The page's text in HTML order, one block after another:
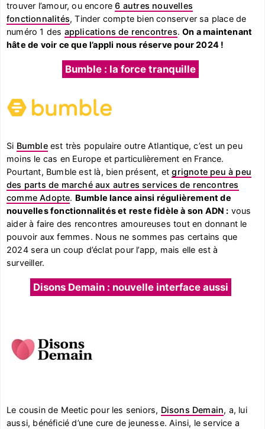
trouver l’amour, ou encore6 autres nouvelles
fonctionnalités, Tinder compte bien conserver sa place de
numéro 1 des applications de rencontres.On a maintenant
hâte de voir ce que l’appli nous réserve pour 2024 !
Bumble : la force tranquille
Si Bumbleest très populaire outre Atlantique, c’est un peu
moins le cas en Europe et particulièrement en France.
Pourtant, Bumble est là, bien présent, etgrignote peu à peu
des parts de marché aux autres services de rencontres
comme Adopte. Bumble lance ainsi régulièrement de
nouvelles fonctionnalités et reste fidèle à son ADN : vous
aider à faire des rencontres amoureuses tout en donnant le
pouvoir aux femmes. Nous ne sommes pas certains que
2024 sera un coup d’éclat pour l’app, mais elle est à
surveiller.
Disons Demain : nouvelle interface aussi
Le cousin de Meetic pour les seniors, Disons Demain, a, lui
aussi, bénéficié d’une cure de jeunesse. Ainsi, le service a